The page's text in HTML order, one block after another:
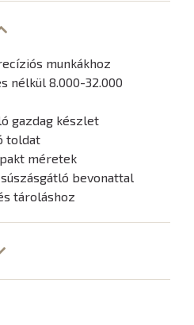
munkákhoz
nélkül 8.000-32.000
gazdag készlet
toldat
méretek
bevonattal
tároláshoz